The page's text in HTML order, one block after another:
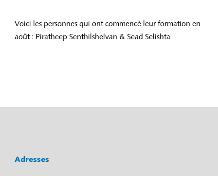
Voici les personnes qui ont commencé leur formation en
août : Piratheep Senthilshelvan & Sead Selishta
Adresses